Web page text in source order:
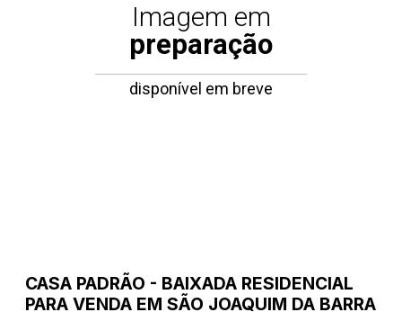
Imagem em
preparação
disponível em breve
CASA PADRÃO - BAIXADA RESIDENCIAL
PARA VENDA EM SÃO JOAQUIM DA BARRA